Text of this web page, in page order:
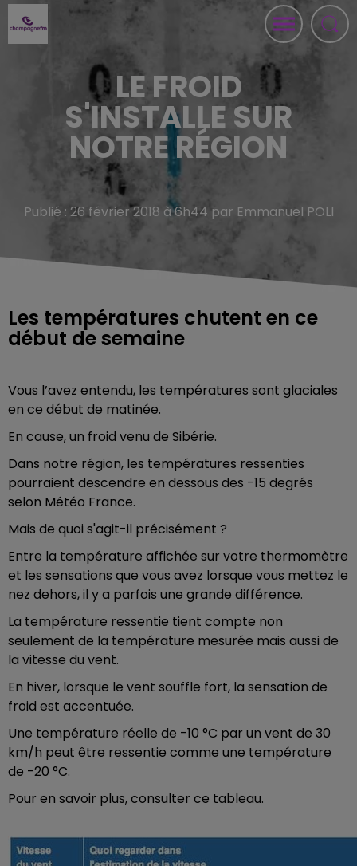
LE FROID
S'INSTALLE SUR
NOTRE RÉGION
Publié : 26 février 2018 à 6h44 par Emmanuel POLI
Les températures chutent en ce
début de semaine
Vous l’avez entendu, les températures sont glaciales
en ce début de matinée.
En cause, un froid venu de Sibérie.
Dans notre région, les températures ressenties
pourraient descendre en dessous des -15 degrés
selon Météo France.
Mais de quoi s'agit-il précisément ?
Entre la température affichée sur votre thermomètre
et les sensations que vous avez lorsque vous mettez le
nez dehors, il y a parfois une grande différence.
La température ressentie tient compte non
seulement de la température mesurée mais aussi de
la vitesse du vent.
En hiver, lorsque le vent souffle fort, la sensation de
froid est accentuée.
Une température réelle de -10 °C par un vent de 30
km/h peut être ressentie comme une température
de -20 °C.
Pour en savoir plus, consulter ce tableau.